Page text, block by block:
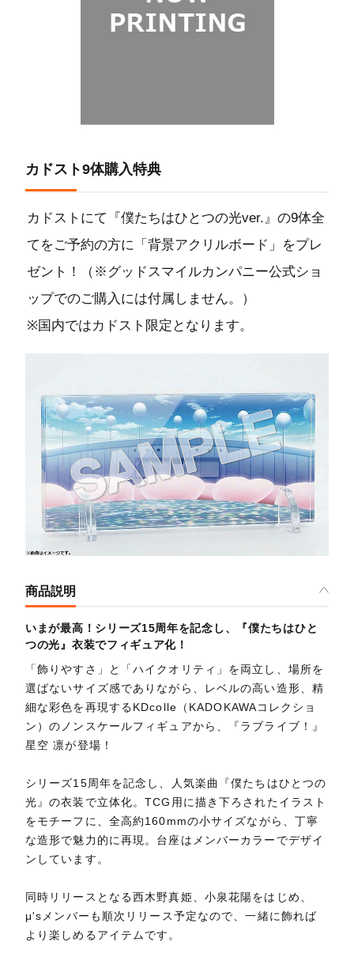
カドスト9体購入特典
カドストにて『僕たちはひとつの光ver.』の9体全
てをご予約の方に「背景アクリルボード」をプレ
ゼント！（※グッドスマイルカンパニー公式ショ
ップでのご購入には付属しません。）
※国内ではカドスト限定となります。
商品説明
いまが最高！シリーズ15周年を記念し、『僕たちはひと
つの光』衣装でフィギュア化！
「飾りやすさ」と「ハイクオリティ」を両立し、場所を
選ばないサイズ感でありながら、レベルの高い造形、精
細な彩色を再現するKDcolle（KADOKAWAコレクショ
ン）のノンスケールフィギュアから、『ラブライブ！』
星空 凛が登場！
シリーズ15周年を記念し、人気楽曲『僕たちはひとつの
光』の衣装で立体化。TCG用に描き下ろされたイラスト
をモチーフに、全高約160mmの小サイズながら、丁寧
な造形で魅力的に再現。台座はメンバーカラーでデザイ
ンしています。
同時リリースとなる西木野真姫、小泉花陽をはじめ、
μ'sメンバーも順次リリース予定なので、一緒に飾れば
より楽しめるアイテムです。